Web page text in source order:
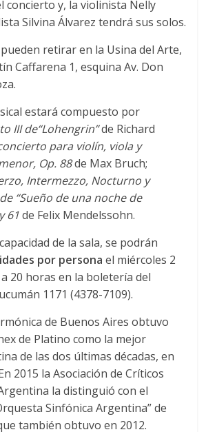
concierto y, la violinista Nelly
Silvina Álvarez tendrá sus solos.
retirar en la Usina del Arte,
Caffarena 1, esquina Av. Don
estará compuesto por
III de“Lohengrin”de Richard
para violín, viola y
Op. 88de Max Bruch;
Intermezzo, Nocturno y
“Sueño de una noche de
61de Felix Mendelssohn.
de la sala, se podrán
por persona el miércoles 2
20 horas en la boletería del
1171 (4378-7109).
de Buenos Aires obtuvo
de Platino como la mejor
de las dos últimas décadas, en
2015 la Asociación de Críticos
la distinguió con el
Sinfónica Argentina” de
también obtuvo en 2012.